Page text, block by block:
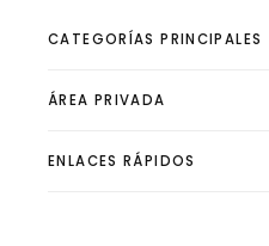
CATEGORÍAS PRINCIPALES
ILUMINACIÓN INTERIOR
ÁREA PRIVADA
🛍️ Tienda
ENLACES RÁPIDOS